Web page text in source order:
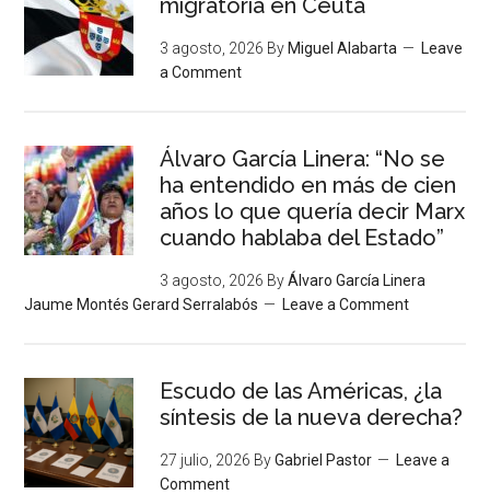
3 agosto, 2026 By Miguel Alabarta
Leave
a Comment
Álvaro García Linera: “No se
ha entendido en más de cien
años lo que quería decir Marx
cuando hablaba del Estado”
3 agosto, 2026 ByÁlvaro García Linera
Jaume Montés Gerard Serralabós
Leave a Comment
Escudo de las Américas, ¿la
síntesis de la nueva derecha?
27 julio, 2026 ByGabriel Pastor
Leave a
Comment